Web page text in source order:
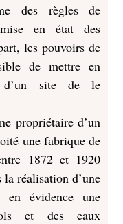
des règles de
en état des
les pouvoirs de
de mettre en
d’un site de le
propriétaire d’un
une fabrique de
1872 et 1920
la réalisation d’une
évidence une
et des eaux